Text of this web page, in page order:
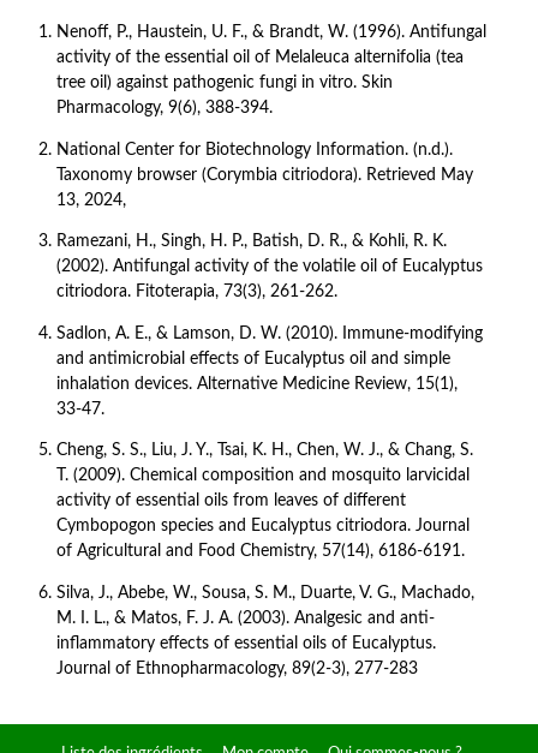
Nenoff, P., Haustein, U. F., & Brandt, W. (1996). Antifungal
activity of the essential oil of Melaleuca alternifolia (tea
tree oil) against pathogenic fungi in vitro. Skin
Pharmacology, 9(6), 388-394.
National Center for Biotechnology Information. (n.d.).
Taxonomy browser (Corymbia citriodora). Retrieved May
13, 2024,
Ramezani, H., Singh, H. P., Batish, D. R., & Kohli, R. K.
(2002). Antifungal activity of the volatile oil of Eucalyptus
citriodora. Fitoterapia, 73(3), 261-262.
Sadlon, A. E., & Lamson, D. W. (2010). Immune-modifying
and antimicrobial effects of Eucalyptus oil and simple
inhalation devices. Alternative Medicine Review, 15(1),
33-47.
Cheng, S. S., Liu, J. Y., Tsai, K. H., Chen, W. J., & Chang, S.
T. (2009). Chemical composition and mosquito larvicidal
activity of essential oils from leaves of different
Cymbopogon species and Eucalyptus citriodora. Journal
of Agricultural and Food Chemistry, 57(14), 6186-6191.
Silva, J., Abebe, W., Sousa, S. M., Duarte, V. G., Machado,
M. I. L., & Matos, F. J. A. (2003). Analgesic and anti-
inflammatory effects of essential oils of Eucalyptus.
Journal of Ethnopharmacology, 89(2-3), 277-283